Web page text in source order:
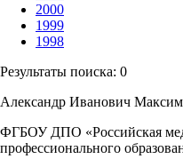
2000
1999
1998
Результаты поиска: 0
Александр Иванович
ФГБОУ ДПО «Российская
профессионального